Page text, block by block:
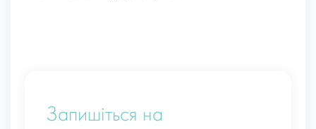
Запишіться на